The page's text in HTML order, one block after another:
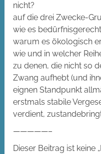
nicht?
auf die drei Zwecke-
wie es
warum es ökologisch
wie und in welcher
zu denen, die nicht so
Zwang aufhebt (und
eignen Standpunkt
erstmals stabile
verdient,
—————–
Dieser Beitrag ist keine